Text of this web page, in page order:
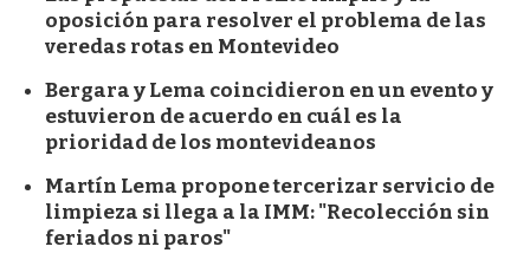
oposición para resolver el problema de las
veredas rotas en Montevideo
Bergara y Lema coincidieron en un evento y
estuvieron de acuerdo en cuál es la
prioridad de los montevideanos
Martín Lema propone tercerizar servicio de
limpieza si llega a la IMM: "Recolección sin
feriados ni paros"